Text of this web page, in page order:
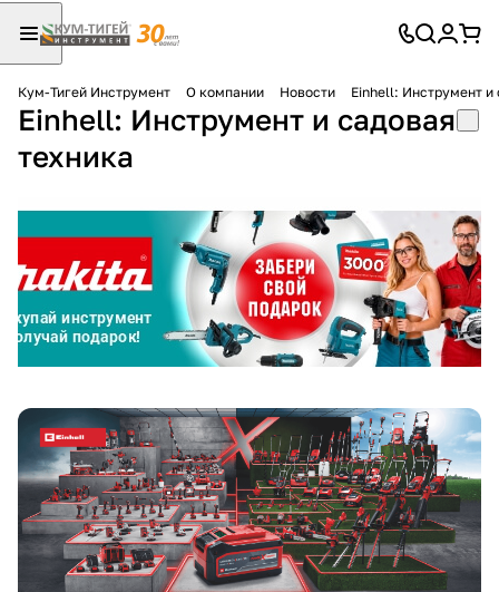
Кум-Тигей Инструмент О компании Новости Einhell: Инструмент и
Einhell: Инструмент и садовая
техника
Для клиентов всех банков
Разбейте
оплатуна части
без переплат
График платежей
Сегодня
25%
Добавляйте товары
в корзину